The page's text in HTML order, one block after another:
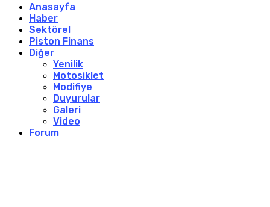
Anasayfa
Haber
Sektörel
Piston Finans
Diğer
Yenilik
Motosiklet
Modifiye
Duyurular
Galeri
Video
Forum